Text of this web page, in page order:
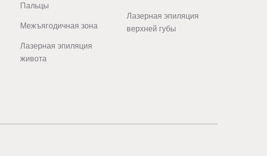
Пальцы
Межъягодичная зона
Лазерная эпиляция
живота
Лазерная эпиляция
верхней губы